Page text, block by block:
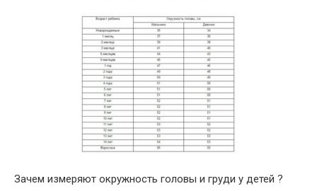
Зачем измеряют окружность головы и груди у детей ?